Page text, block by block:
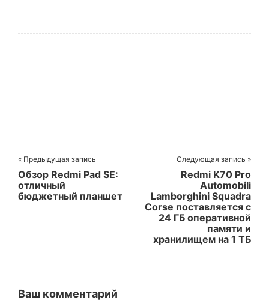
« Предыдущая запись
Обзор Redmi Pad SE:
отличный
бюджетный планшет
Следующая запись »
Redmi K70 Pro
Automobili
Lamborghini Squadra
Corse поставляется с
24 ГБ оперативной
памяти и
хранилищем на 1 ТБ
Ваш комментарий